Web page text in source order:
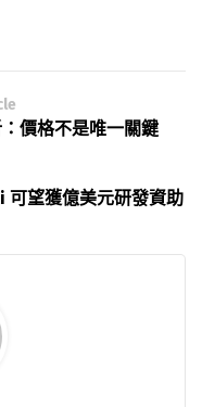
價格不是唯一關鍵
望獲億美元研發資助